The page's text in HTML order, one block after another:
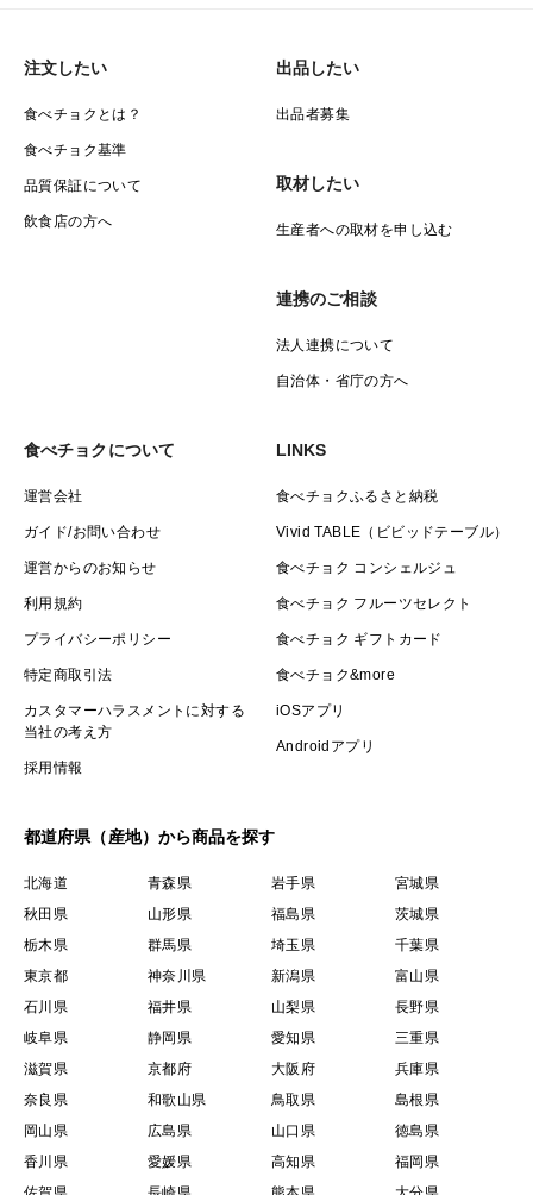
注文したい
食べチョクとは？
食べチョク基準
品質保証について
飲食店の方へ
出品したい
出品者募集
取材したい
生産者への取材を申し込む
連携のご相談
法人連携について
自治体・省庁の方へ
食べチョクについて
運営会社
ガイド/お問い合わせ
運営からのお知らせ
利用規約
プライバシーポリシー
特定商取引法
カスタマーハラスメントに対する
当社の考え方
採用情報
LINKS
食べチョクふるさと納税
Vivid TABLE（ビビッドテーブル）
食べチョク コンシェルジュ
食べチョク フルーツセレクト
食べチョク ギフトカード
食べチョク&more
iOSアプリ
Androidアプリ
都道府県（産地）から商品を探す
北海道 青森県 岩手県
宮城県
秋田県
山形県 福島県
茨城県
栃木県
群馬県 埼玉県
千葉県
東京都
神奈川県 新潟県
富山県
石川県
福井県 山梨県
長野県
岐阜県
静岡県 愛知県
三重県
滋賀県
京都府 大阪府
兵庫県
奈良県
和歌山県 鳥取県
島根県
岡山県
広島県 山口県
徳島県
香川県
愛媛県 高知県
福岡県